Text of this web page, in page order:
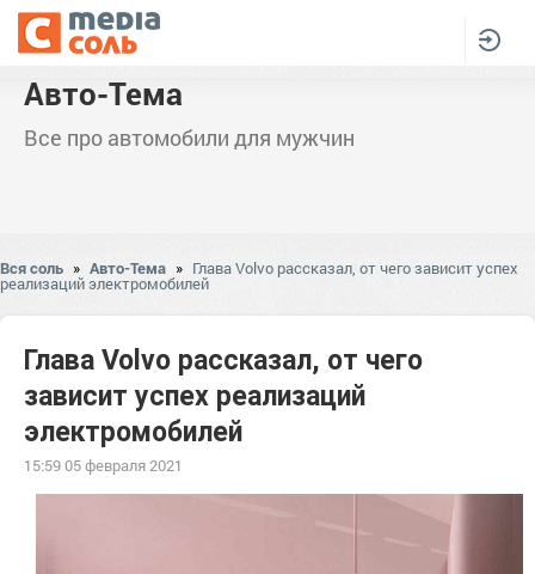
Авто-Тема
Все про автомобили для мужчин
Вся соль » Авто-Тема » Глава Volvo рассказал, от чего зависит успех
реализаций электромобилей
Глава Volvo рассказал, от чего
зависит успех реализаций
электромобилей
15:59 05 февраля 2021